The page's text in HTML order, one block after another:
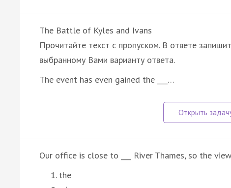
The Battle of Kyles and Ivans
Прочитайте текст с пропуском. В ответе
выбранному Вами варианту ответа.
The event has even gained the ___…
Our office is close to ___ River Thames, so the
the